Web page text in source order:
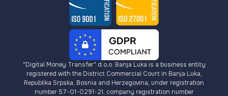
"Digital Money Transfer" d.o.o. Banja Luka is a business entity
registered with the District Commercial Court in Banja Luka,
Republika Srpska, Bosnia and Herzegovina, under registration
number 57-01-0291-21, company registration number